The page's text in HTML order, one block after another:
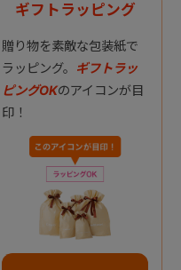
ギフトラッピング
贈り物を素敵な包装紙で
ラッピング。 ギフトラッ
ピングOKのアイコンが目
印！